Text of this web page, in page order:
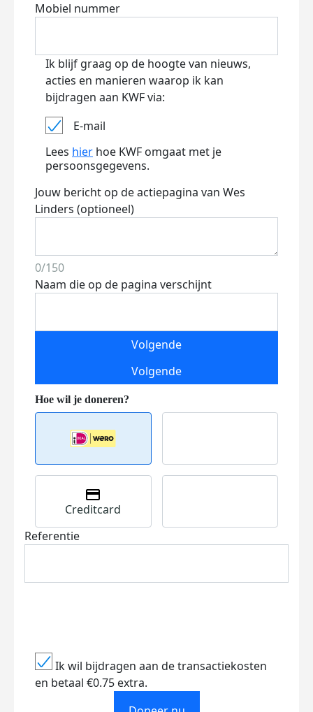
Mobiel nummer
Ik blijf graag op de hoogte van nieuws,
acties en manieren waarop ik kan
bijdragen aan KWF via:
E-mail
Lees hier hoe KWF omgaat met je
persoonsgegevens.
Jouw bericht op de actiepagina van Wes
Linders (optioneel)
0/150
Naam die op de pagina verschijnt
Volgende
Volgende
Creditcard
Referentie
Ik wil bijdragen aan de transactiekosten
en betaal €0.75 extra.